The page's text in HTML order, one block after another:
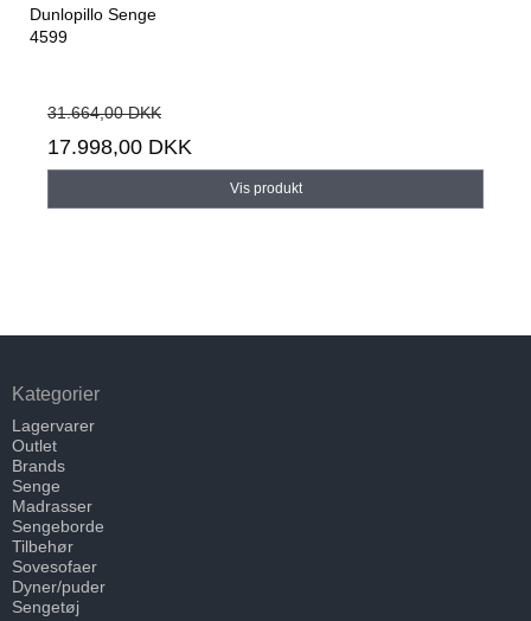
Dunlopillo Senge
4599
31.664,00 DKK
17.998,00 DKK
Vis produkt
Kategorier
Lagervarer
Outlet
Brands
Senge
Madrasser
Sengeborde
Tilbehør
Sovesofaer
Dyner/puder
Sengetøj